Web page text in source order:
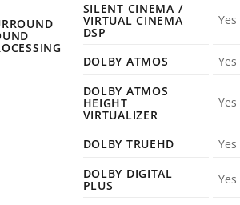
SILENT CINEMA /
VIRTUAL CINEMA
DSP
Yes
DOLBY ATMOS Yes
DOLBY ATMOS
HEIGHT
VIRTUALIZER
Yes
DOLBY TRUEHD Yes
DOLBY DIGITAL
PLUS Yes